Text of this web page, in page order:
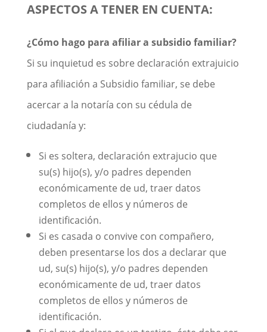
ASPECTOS A TENER EN CUENTA:
¿Cómo hago para afiliar a subsidio familiar?
Si su inquietud es sobre declaración extrajuicio
para afiliación a Subsidio familiar, se debe
acercar a la notaría con su cédula de
ciudadanía y:
Si es soltera, declaración extrajucio que
su(s) hijo(s), y/o padres dependen
económicamente de ud, traer datos
completos de ellos y números de
identificación.
Si es casada o convive con compañero,
deben presentarse los dos a declarar que
ud, su(s) hijo(s), y/o padres dependen
económicamente de ud, traer datos
completos de ellos y números de
identificación.